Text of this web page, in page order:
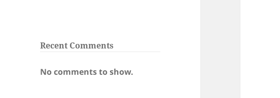
Recent Comments
No comments to show.